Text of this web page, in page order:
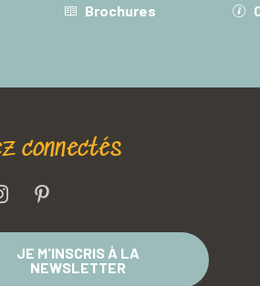
Brochures
connectés
JE M'INSCRIS À LA
NEWSLETTER